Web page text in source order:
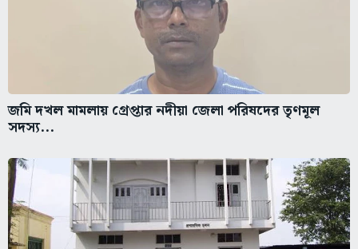
জমি দখল মামলায় গ্রেপ্তার নদীয়া জেলা পরিষদের তৃণমূল
সদস্য...